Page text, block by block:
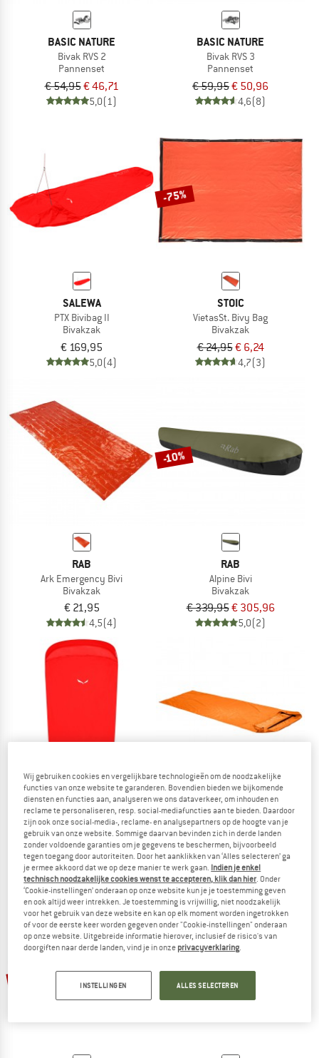
BASIC NATURE
Bivak RVS 2
Pannenset
€ 54,95€ 46,71
5,0(1)
BASIC NATURE
Bivak RVS 3
Pannenset
€ 59,95€ 50,96
4,6(8)
SALEWA
PTX Bivibag II
Bivakzak
€ 169,95
5,0(4)
-75%
STOIC
VietasSt. Bivy Bag
Bivakzak
€ 24,95€ 6,24
4,7(3)
RAB
Ark Emergency Bivi
Bivakzak
€ 21,95
4,5(4)
-10%
RAB
Alpine Bivi
Bivakzak
€ 339,95€ 305,96
5,0(2)
SALEWA
Bivibag Storm II
Bivakzak
€ 129,95
5,0(5)
ORTOVOX
Bivy Single
Bivakzak
€ 69,95
5,0(2)
Wij gebruiken cookies en vergelijkbare technologieën om de noodzakelijke
functies van onze website te garanderen. Bovendien bieden we bijkomende
diensten en functies aan, analyseren we ons dataverkeer, om inhouden en
reclame te personaliseren, resp. social-mediafuncties aan te bieden. Daardoor
zijn ook onze social-media-, reclame- en analysepartners op de hoogte van je
gebruik van onze website. Sommige daarvan bevinden zich in derde landen
zonder voldoende garanties om je gegevens te beschermen, bijvoorbeeld
tegen toegang door autoriteiten. Door het aanklikken van ‘Alles selecteren’ ga
je ermee akkoord dat we op deze manier te werk gaan. Indien je enkel
technisch noodzakelijke cookies wenst te accepteren, klik dan hier . Onder
‘Cookie-instellingen’ onderaan op onze website kun je je toestemming geven
en ook altijd weer intrekken. Je toestemming is vrijwillig, niet noodzakelijk
voor het gebruik van deze website en kan op elk moment worden ingetrokken
of voor de eerste keer worden gegeven onder "Cookie-instellingen" onderaan
op onze website. Uitgebreide informatie hierover, inclusief de risico's van
doorgiften naar derde landen, vind je in onze privacyverklaring
INSTELLINGEN ALLES SELECTEREN